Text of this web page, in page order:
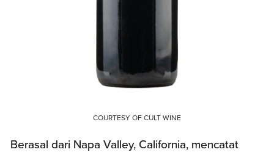
COURTESY OF CULT WINE
Berasal dari Napa Valley, California, mencatat